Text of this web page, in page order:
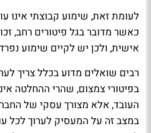
לעומת זאת, שימוע קבוצתי אינו
כאשר מדובר בגל פיטורים רחב,
אישית, ולכן יש לקיים שימוע
רבים שואלים מדוע בכלל צריך
בפיטורי צמצום, שהרי ההחלטה
העובד, אלא מצורך עסקי של
במצב זה על המעסיק לערוך לכל